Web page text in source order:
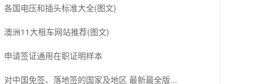
各国电压和插头标准大全(图文)
澳洲11大租车网站推荐(图文)
申请签证通用在职证明样本
对中国免签、落地签的国家及地区 最新最全版...